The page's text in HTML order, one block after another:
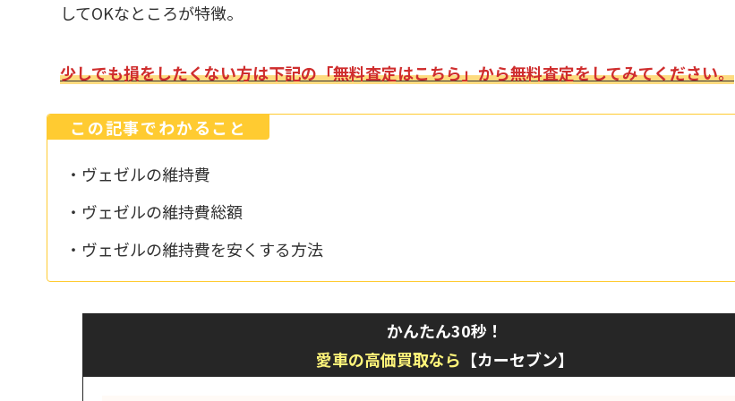
してOKなところが特徴。
少しでも損をしたくない方は下記の「無料査定はこちら」から無料査定をしてみてください。
この記事でわかること
・ヴェゼルの維持費
・ヴェゼルの維持費総額
・ヴェゼルの維持費を安くする方法
かんたん30秒！
愛車の高価買取なら 【カーセブン】